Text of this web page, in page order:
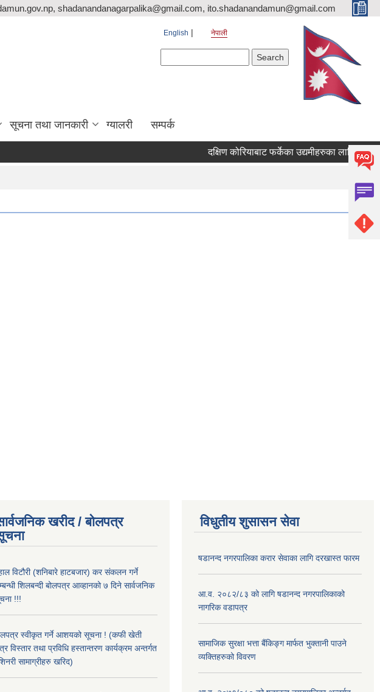
shadanandanagarpalika@gmail.com, ito.shadanandamun@gmail.com
English नेपाली
सूचना तथा जानकारी ग्यालरी सम्पर्क
दक्षिण कोरियाबाट फर्केका उद्यमीहरुका लागि "RIN
खरीद / बोलपत्र
विटौरी (शनिबारे हाटबजार) कर संकलन गर्ने
शिलबन्दी बोलपत्र आव्हानको ७ दिने सार्वजनिक
!!!
स्वीकृत गर्ने आशयको सूचना ! (कफी खेती
विस्तार तथा प्रविधि हस्तान्तरण कार्यक्रम अन्तर्गत
सामाग्रीहरु खरिद)
विधुतीय शुसासन सेवा
षडानन्द नगरपालिका करार सेवाका लागि दरखास्त फारम
आ.व. २०८२/८३ को लागि षडानन्द नगरपालिकाको
नागरिक वडापत्र
सामाजिक सुरक्षा भत्ता बैंकिङ्ग मार्फत भुक्तानी पाउने
व्यक्तिहरुको विवरण